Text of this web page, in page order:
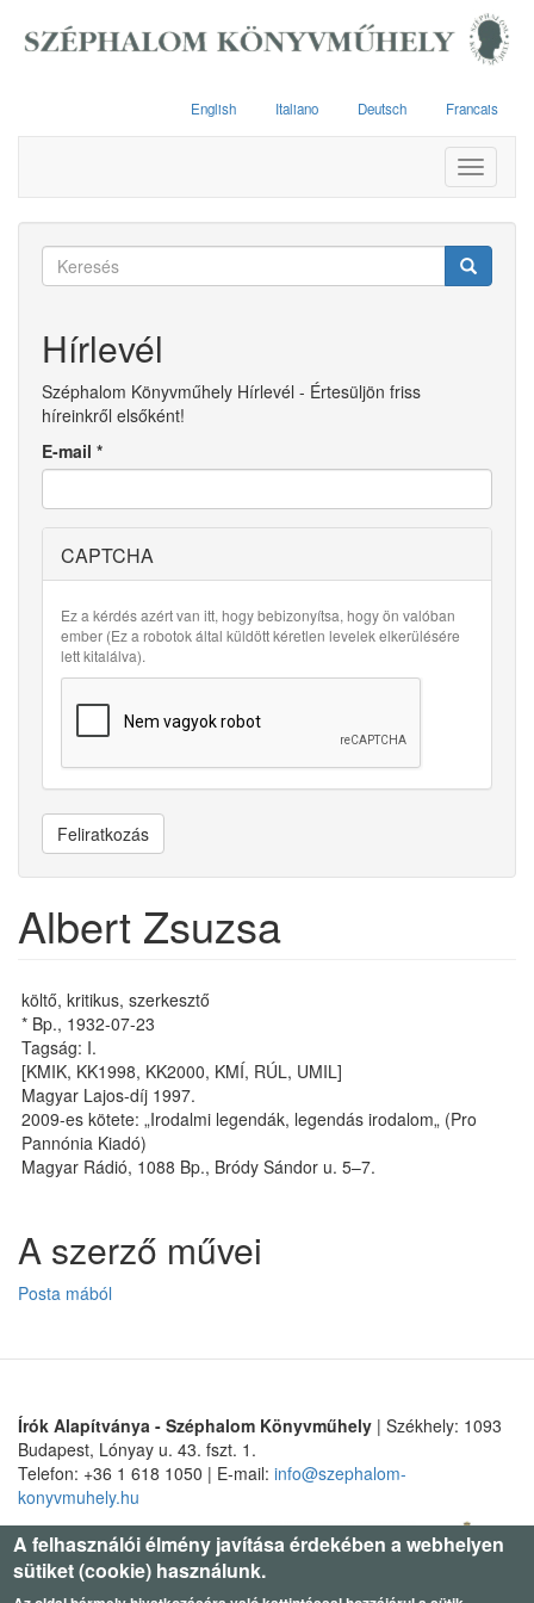
English Italiano Deutsch Francais
Toggle
Keresés
Hírlevél
Széphalom Könyvműhely Hírlevél - Értesüljön friss
híreinkről elsőként!
E-mail *
CAPTCHA
Ez a kérdés azért van itt, hogy bebizonyítsa, hogy ön valóban
ember (Ez a robotok által küldött kéretlen levelek elkerülésére
lett kitalálva).
Feliratkozás
Albert Zsuzsa
költő, kritikus, szerkesztő
* Bp., 1932-07-23
Tagság: I.
[KMIK, KK1998, KK2000, KMÍ, RÚL, UMIL]
Magyar Lajos-díj 1997.
2009-es kötete: „Irodalmi legendák, legendás irodalom„ (Pro
Pannónia Kiadó)
Ma­gyar Rá­dió, 1088 Bp., Bródy Sán­dor u. 5–7.
A szerző művei
Posta mából
Írók Alapítványa - Széphalom Könyvműhely | Székhely: 1093
Budapest, Lónyay u. 43. fszt. 1.
Telefon: +36 1 618 1050 | E-mail: info@szephalom-
konyvmuhely.hu
A felhasználói élmény javítása érdekében a webhelyen
sütiket (cookie) használunk.